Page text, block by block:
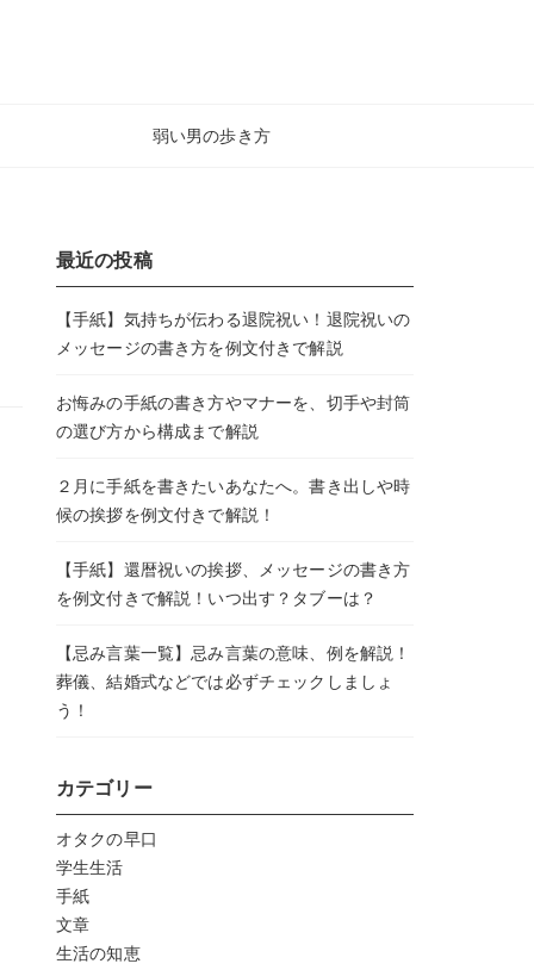
弱い男の歩き方
最近の投稿
【手紙】気持ちが伝わる退院祝い！退院祝いの
メッセージの書き方を例文付きで解説
お悔みの手紙の書き方やマナーを、切手や封筒
の選び方から構成まで解説
２月に手紙を書きたいあなたへ。書き出しや時
候の挨拶を例文付きで解説！
【手紙】還暦祝いの挨拶、メッセージの書き方
を例文付きで解説！いつ出す？タブーは？
【忌み言葉一覧】忌み言葉の意味、例を解説！
葬儀、結婚式などでは必ずチェックしましょ
う！
カテゴリー
オタクの早口
学生生活
手紙
文章
生活の知恵